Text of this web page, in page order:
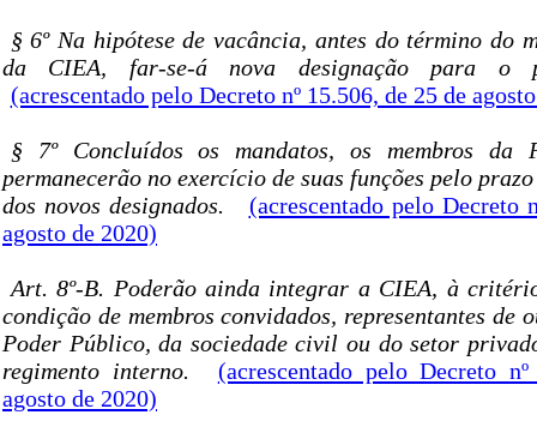
§ 6º Na hipótese de vacância, antes do término do
da CIEA, far-se-á nova designação para o
(acrescentado pelo Decreto nº 15.506, de 25 de
§ 7º Concluídos os mandatos, os membros da
permanecerão no exercício de suas funções pelo
dos novos designados.
(acrescentado pelo Decreto
agosto de 2020)
Art. 8º-B. Poderão ainda integrar a CIEA, à
condição de membros convidados, representantes de
Poder Público, da sociedade civil ou do setor
regimento interno.
(acrescentado pelo Decreto
agosto de 2020)